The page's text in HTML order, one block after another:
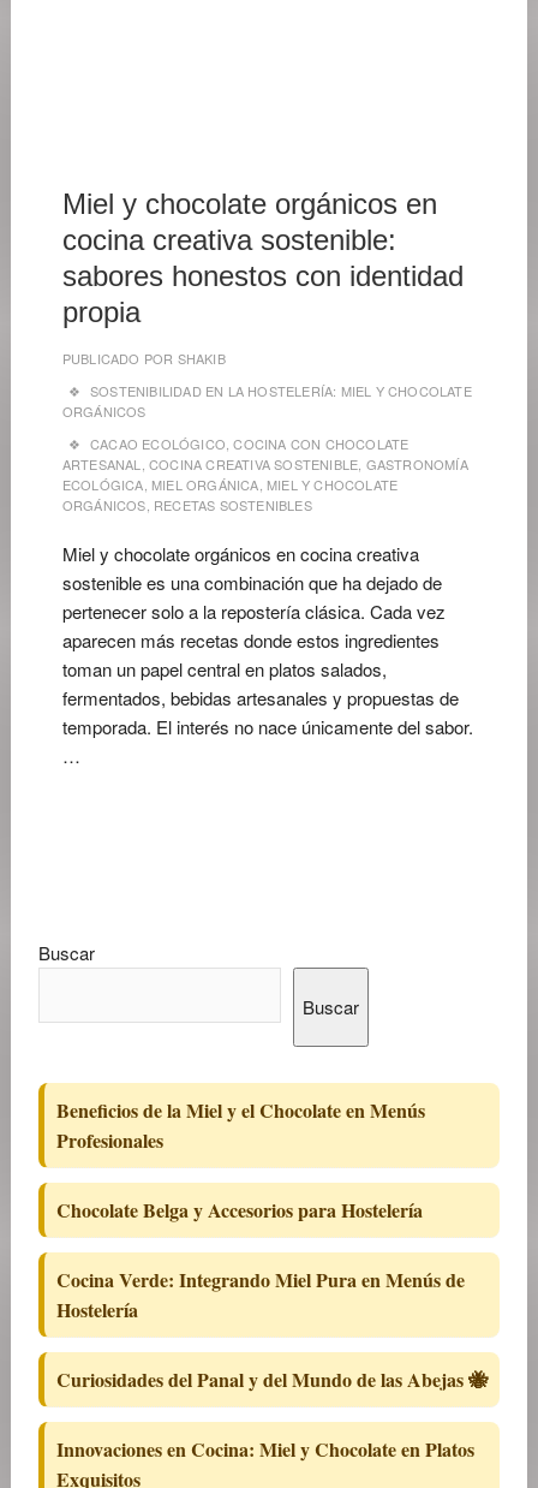
Miel y chocolate orgánicos en
cocina creativa sostenible:
sabores honestos con identidad
propia
PUBLICADO POR SHAKIB
SOSTENIBILIDAD EN LA HOSTELERÍA: MIEL Y CHOCOLATE
ORGÁNICOS
CACAO ECOLÓGICO ,COCINA CON CHOCOLATE
ARTESANAL
,COCINA CREATIVA SOSTENIBLE GASTRONOMÍA
ECOLÓGICA MIEL ORGÁNICA MIEL Y CHOCOLATE
ORGÁNICOS RECETAS SOSTENIBLES
Miel y chocolate orgánicos en cocina creativa
sostenible es una combinación que ha dejado de
pertenecer solo a la repostería clásica. Cada vez
aparecen más recetas donde estos ingredientes
toman un papel central en platos salados,
fermentados, bebidas artesanales y propuestas de
temporada. El interés no nace únicamente del sabor.
…
Buscar
Buscar
Beneficios de la Miel y el Chocolate en Menús
Profesionales
Chocolate Belga y Accesorios para Hostelería
Cocina Verde: Integrando Miel Pura en Menús de
Hostelería
Curiosidades del Panal y del Mundo de las Abejas 🐝
Innovaciones en Cocina: Miel y Chocolate en Platos
Exquisitos